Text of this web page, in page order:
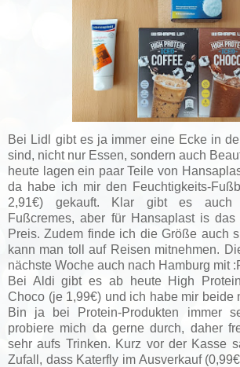
Bei Lidl gibt es ja immer eine Ecke in
sind, nicht nur Essen, sondern auch
heute lagen ein paar Teile von
da habe ich mir den Feuchtigkeits-
2,91€) gekauft. Klar gibt es auch
Fußcremes, aber für Hansaplast is
Preis. Zudem finde ich die Größe auch
kann man toll auf Reisen mitnehmen.
nächste Woche auch nach Hamburg mit
Bei Aldi gibt es ab heute High
Choco (je 1,99€) und ich habe mir beide
Bin ja bei Protein-Produkten immer
probiere mich da gerne durch, daher
sehr aufs Trinken. Kurz vor der Kasse
Zufall, dass Katerfly im Ausverkauf